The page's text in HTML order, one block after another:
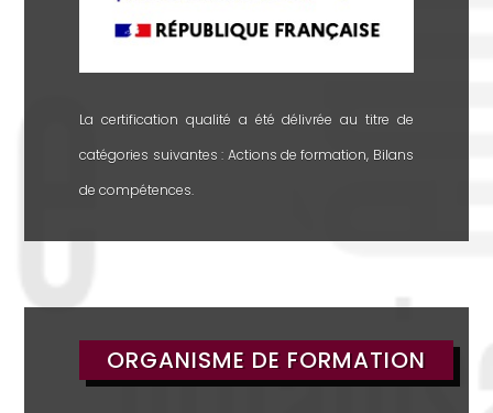
La certification qualité a été délivrée au titre de
catégories suivantes : Actions de formation, Bilans
de compétences.
ORGANISME DE FORMATION